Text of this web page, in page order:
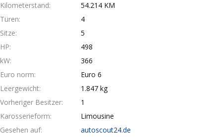
Kilometerstand
54.214 KM
Türen
4
Sitze
5
HP
498
kW
366
Euro norm
Euro 6
Leergewicht
1.847 kg
Vorheriger Besitzer
1
Karosserieform
Limousine
Gesehen auf
autoscout24.de